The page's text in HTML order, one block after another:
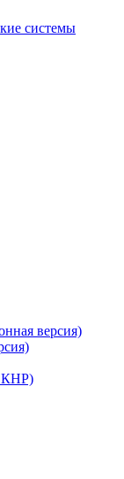
системы
версия)
КНР)